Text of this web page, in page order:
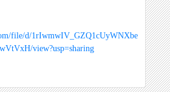
file/d/1rIwmwIV_GZQ1cUyWNXbe
view?usp=sharing